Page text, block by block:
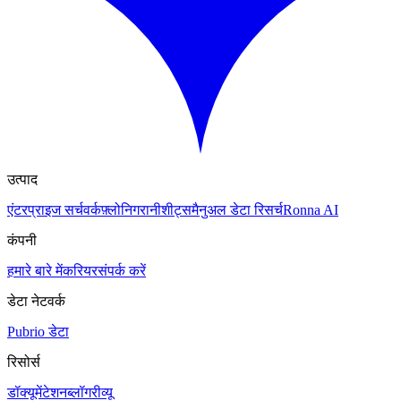
उत्पाद
एंटरप्राइज सर्चवर्कफ़्लोनिगरानीशीट्समैनुअल डेटा रिसर्चRonna AI
कंपनी
हमारे बारे मेंकरियरसंपर्क करें
डेटा नेटवर्क
Pubrio डेटा
रिसोर्स
डॉक्यूमेंटेशनब्लॉगरीव्यू